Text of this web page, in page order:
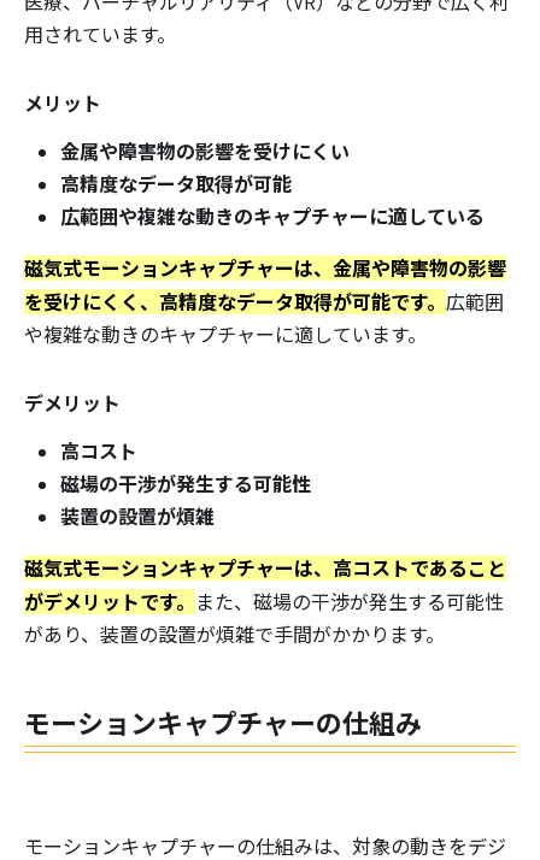
用されています。
メリット
金属や障害物の影響を受けにくい
高精度なデータ取得が可能
広範囲や複雑な動きのキャプチャーに適している
磁気式モーションキャプチャーは、金属や障害物の影響
を受けにくく、高精度なデータ取得が可能です。 広範囲
や複雑な動きのキャプチャーに適しています。
デメリット
高コスト
磁場の干渉が発生する可能性
装置の設置が煩雑
磁気式モーションキャプチャーは、高コストであること
がデメリットです。
また、磁場の干渉が発生する可能性
があり、装置の設置が煩雑で手間がかかります。
モーションキャプチャーの仕組み
モーションキャプチャーの仕組みは、対象の動きをデジ